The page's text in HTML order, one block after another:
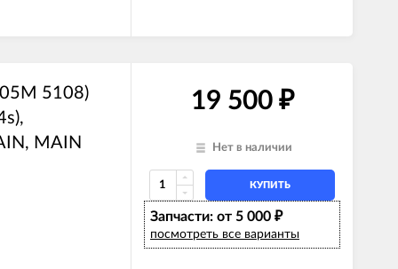
5108)
MAIN
19 500 ₽
Нет в наличии
КУПИТЬ
Запчасти: от 5 000 ₽
посмотреть все варианты